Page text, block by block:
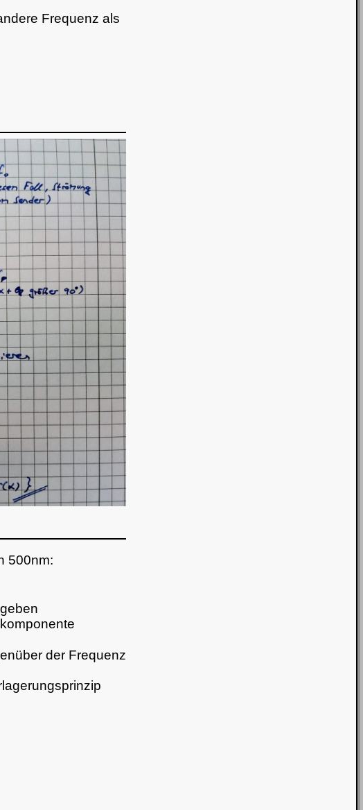
Frequenz als
500nm:
der Frequenz